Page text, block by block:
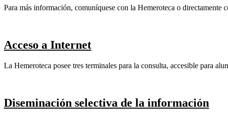
Para más información, comuníquese con la Hemeroteca o
Acceso a Internet
La Hemeroteca posee tres terminales para la consulta, accesible para
Diseminación selectiva de la información